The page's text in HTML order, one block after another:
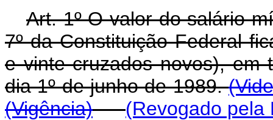
Art. 1º O valor do salário
7º da Constituição Federal
e vinte cruzados novos), em
dia 1º de junho de 1989.
(Vigência)
(Revogado pela